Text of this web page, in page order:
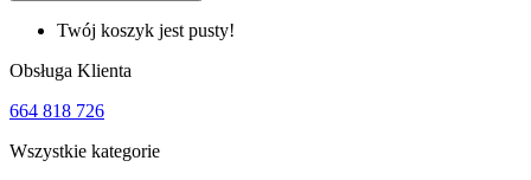
Twój koszyk jest pusty!
Obsługa Klienta
664 818 726
Wszystkie kategorie